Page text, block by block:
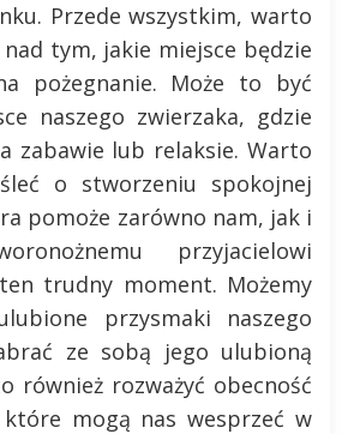
Przede wszystkim, warto
tym, jakie miejsce będzie
pożegnanie. Może to być
naszego zwierzaka, gdzie
zabawie lub relaksie. Warto
o stworzeniu spokojnej
pomoże zarówno nam, jak i
przyjacielowi
trudny moment. Możemy
przysmaki naszego
ze sobą jego ulubioną
również rozważyć obecność
mogą nas wesprzeć w